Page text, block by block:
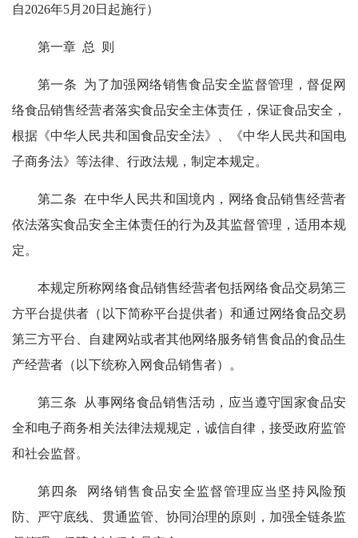
自2026年5月20日起施行）
第一章 总 则
第一条 为了加强网络销售食品安全监督管理，督促网
络食品销售经营者落实食品安全主体责任，保证食品安全，
根据《中华人民共和国食品安全法》、《中华人民共和国电
子商务法》等法律、行政法规，制定本规定。
第二条 在中华人民共和国境内，网络食品销售经营者
依法落实食品安全主体责任的行为及其监督管理，适用本规
定。
本规定所称网络食品销售经营者包括网络食品交易第三
方平台提供者（以下简称平台提供者）和通过网络食品交易
第三方平台、自建网站或者其他网络服务销售食品的食品生
产经营者（以下统称入网食品销售者）。
第三条 从事网络食品销售活动，应当遵守国家食品安
全和电子商务相关法律法规规定，诚信自律，接受政府监管
和社会监督。
第四条 网络销售食品安全监督管理应当坚持风险预
防、严守底线、贯通监管、协同治理的原则，加强全链条监